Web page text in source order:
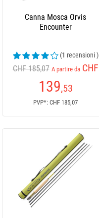
Canna Mosca Orvis
Encounter
(1 recensioni )
CHF 185,07 A partire da CHF
139,53
PVP*: CHF 185,07